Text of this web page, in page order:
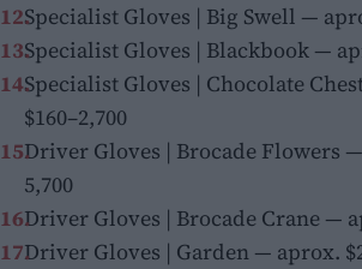
Specialist Gloves | Big Swell —
Specialist Gloves | Blackbook —
Specialist Gloves | Chocolate
$160–2,700
Driver Gloves | Brocade Flowers
5,700
Driver Gloves | Brocade Crane —
Driver Gloves | Garden — aprox.